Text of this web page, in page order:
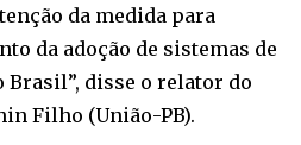
da medida para
da adoção de sistemas de
disse o relator do
Filho (União-PB).